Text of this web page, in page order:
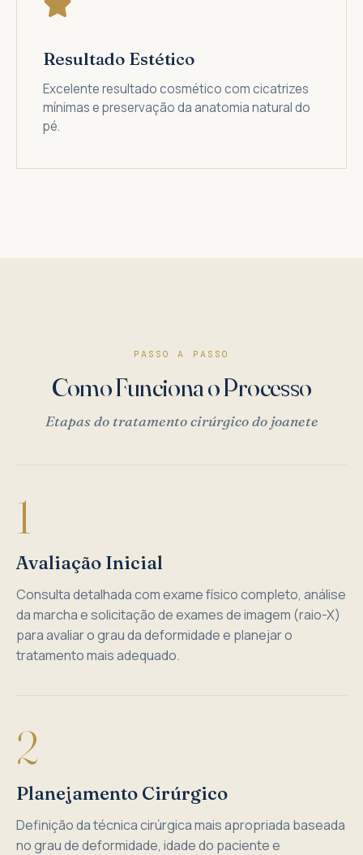
Resultado Estético
Excelente resultado cosmético com cicatrizes
mínimas e preservação da anatomia natural do
pé.
PASSO A PASSO
Como Funciona o Processo
Etapas do tratamento cirúrgico do joanete
1
Avaliação Inicial
Consulta detalhada com exame físico completo, análise
da marcha e solicitação de exames de imagem (raio-X)
para avaliar o grau da deformidade e planejar o
tratamento mais adequado.
2
Planejamento Cirúrgico
Definição da técnica cirúrgica mais apropriada baseada
no grau de deformidade, idade do paciente e